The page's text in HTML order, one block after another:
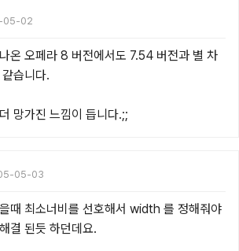
05-02
온 오페라 8 버전에서도 7.54 버전과 별 차
습니다.
망가진 느낌이 듭니다.;;
05-03
때 최소너비를 선호해서 width 를 정해줘야
결 된듯 하던데요.